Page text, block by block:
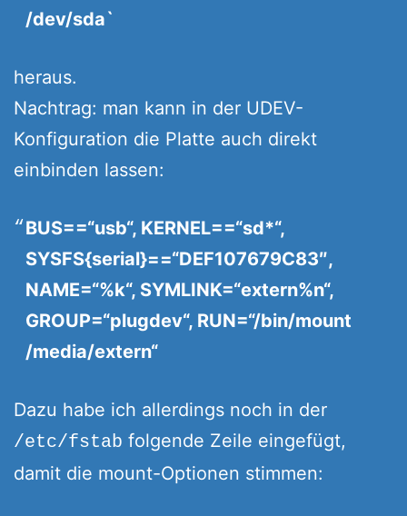
/dev/sda`
heraus.
Nachtrag: man kann in der UDEV-
Konfiguration die Platte auch direkt
einbinden lassen:
BUS==“usb“, KERNEL==“sd*“,
SYSFS{serial}==“DEF107679C83″,
NAME=“%k“, SYMLINK=“extern%n“,
GROUP=“plugdev“, RUN=“/bin/mount
/media/extern“
Dazu habe ich allerdings noch in der
/etc/fstab folgende Zeile eingefügt,
damit die mount-Optionen stimmen: